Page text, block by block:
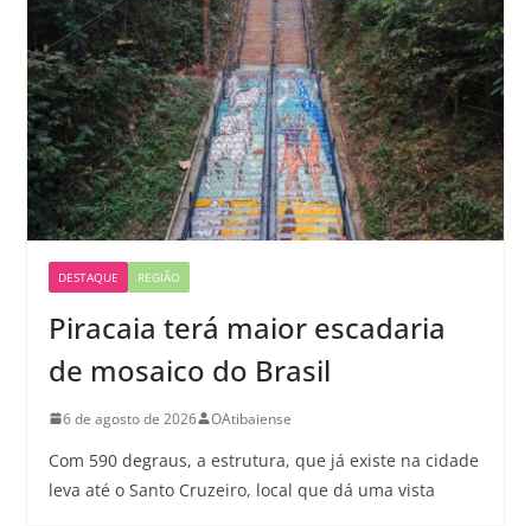
DESTAQUE REGIÃO
Piracaia terá maior escadaria
de mosaico do Brasil
6 de agosto de 2026 OAtibaiense
Com 590 degraus, a estrutura, que já existe na cidade
leva até o Santo Cruzeiro, local que dá uma vista